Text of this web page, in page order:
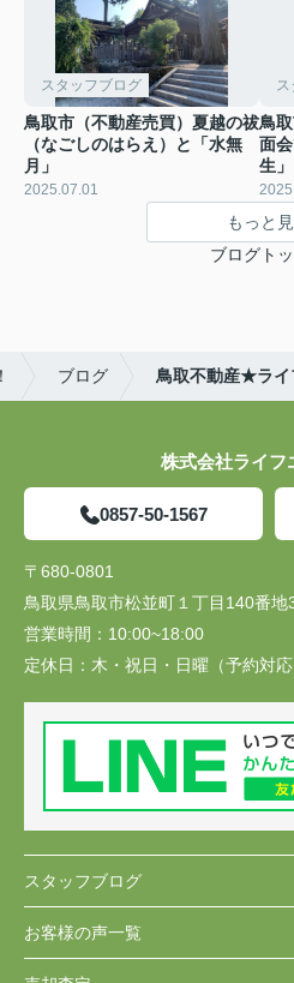
スタッフブログ
鳥取市（不動産売買）夏越の祓
（なごしのはらえ）と「水無
月」
2025.07.01
ス
鳥
面
生」
もっと
ブログト
ブログ 鳥取不動産★ラ
株式会社ライフ
0857-50-1567
〒680-0801
鳥取県鳥取市松並町１丁目140番地
営業時間： 10:00~18:00
定休日： 木・祝日・日曜（予約対応
スタッフブログ
お客様の声一覧